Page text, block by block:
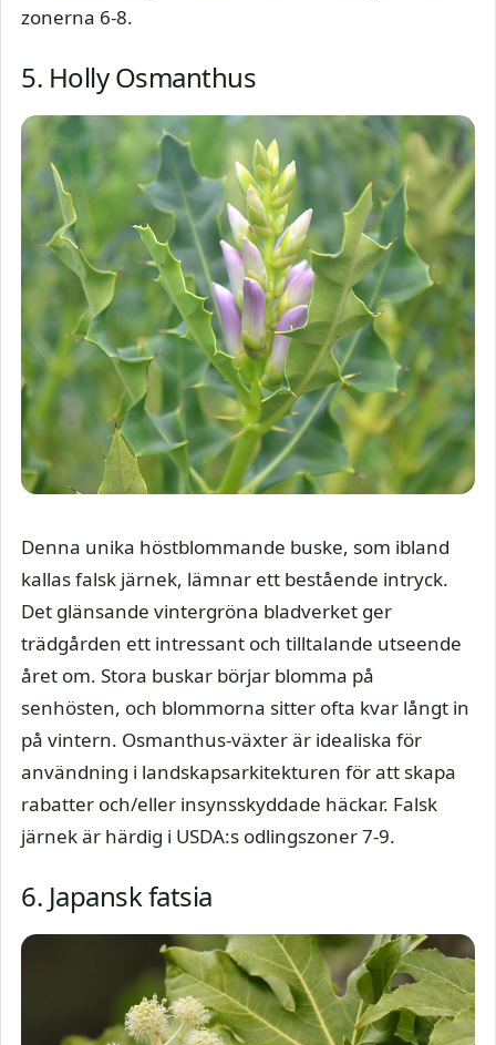
zonerna 6-8.
5. Holly Osmanthus
Denna unika höstblommande buske, som ibland
kallas falsk järnek, lämnar ett bestående intryck.
Det glänsande vintergröna bladverket ger
trädgården ett intressant och tilltalande utseende
året om. Stora buskar börjar blomma på
senhösten, och blommorna sitter ofta kvar långt in
på vintern. Osmanthus-växter är idealiska för
användning i landskapsarkitekturen för att skapa
rabatter och/eller insynsskyddade häckar. Falsk
järnek är härdig i USDA:s odlingszoner 7-9.
6. Japansk fatsia